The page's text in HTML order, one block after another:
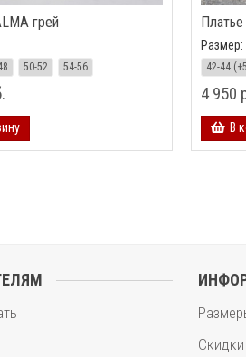
грей
50-52 54-56
Платье
Размер:
42-44
4 950
В
Скидки